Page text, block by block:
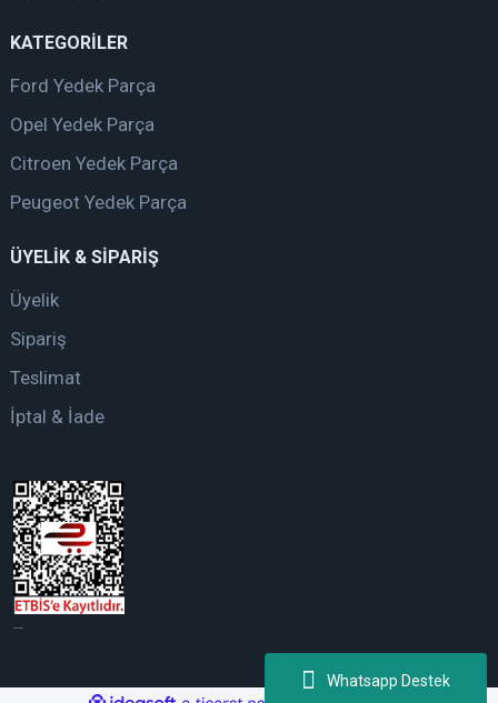
Whatsapp Destek
KATEGORİLER
Ford Yedek Parça
Opel Yedek Parça
Citroen Yedek Parça
Peugeot Yedek Parça
ÜYELİK & SİPARİŞ
Üyelik
Sipariş
Teslimat
İptal & İade